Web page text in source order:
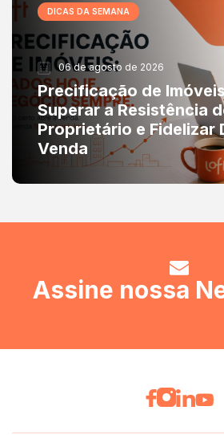
DICAS DA SEMANA
06 de agosto de 2026
Precificação de
Superar a Resistência
Proprietário e Fidelizar
Venda
Assine nossa